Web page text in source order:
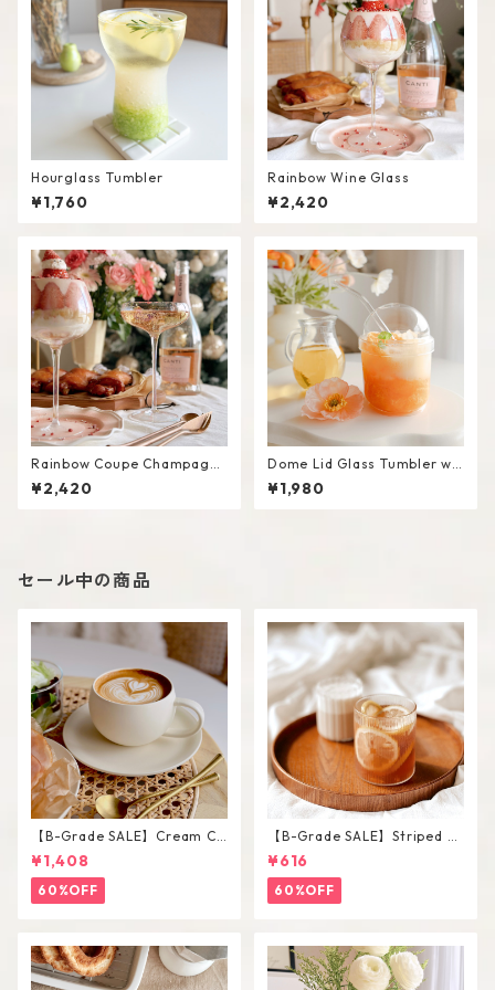
Hourglass Tumbler
¥1,760
Rainbow Wine Glass
¥2,420
Rainbow Coupe Champagne
Glass
¥2,420
Dome Lid Glass Tumbler wit
h Straw
¥1,980
セール中の商品
【B-Grade SALE】Cream Co
lor Round Shape Cup Saucer
Set
¥1,408
60%OFF
【B-Grade SALE】Striped Sh
ort Glass / M
¥616
60%OFF